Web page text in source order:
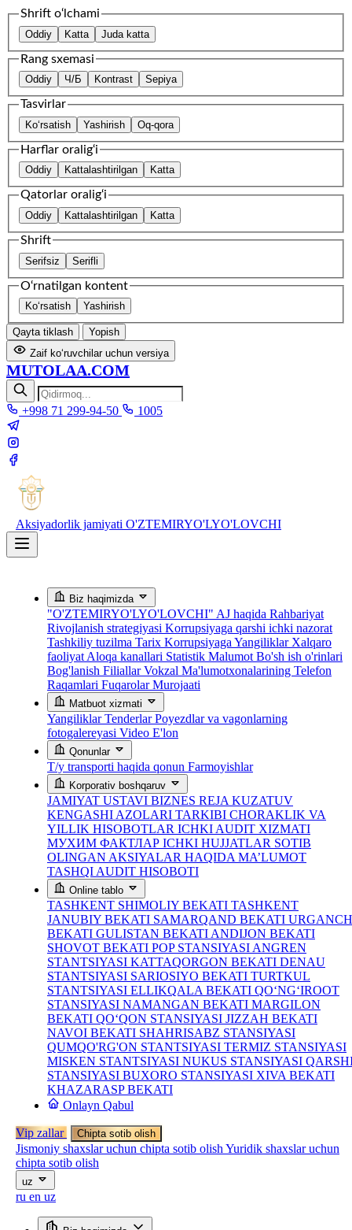
Shrift o‘lchami
Oddiy Katta Juda katta
Rang sxemasi
Oddiy Ч/Б Kontrast Sepiya
Tasvirlar
Ko‘rsatish Yashirish Oq-qora
Harflar oralig‘i
Oddiy Kattalashtirilgan Katta
Qatorlar oralig‘i
Oddiy Kattalashtirilgan Katta
Shrift
Serifsiz Serifli
O‘rnatilgan kontent
Ko‘rsatish Yashirish
Qayta tiklash
Yopish
Zaif ko‘ruvchilar uchun versiya
MUTOLAA.COM
+998 71 299-94-50 1005
Aksiyadorlik jamiyati O'ZTEMIRYO'LYO'LOVCHI
Biz haqimizda
"O'ZTEMIRYO'LYO'LOVCHI" AJ haqida Rahbariyat
Rivojlanish strategiyasi Korrupsiyaga qarshi ichki nazorat
Tashkiliy tuzilma Tarix Korrupsiyaga Yangiliklar Xalqaro
faoliyat Aloqa kanallari Statistik Malumot Bo'sh ish o'rinlari
Bog'lanish FiliallarVokzal Ma'lumotxonalarining Telefon
Raqamlari Fuqarolar Murojaati
Matbuot xizmati
YangiliklarTenderlarPoyezdlar va vagonlarning
fotogalereyasi Video E'lon
Qonunlar
T/y transporti haqida qonun Farmoyishlar
Korporativ boshqaruv
JAMIYAT USTAVI BIZNES REJA KUZATUV
KENGASHI AZOLARI TARKIBI CHORAKLIK VA
YILLIK HISOBOTLAR ICHKI AUDIT XIZMATI
МУХИМ ФАКТЛАР ICHKI HUJJATLAR SOTIB
OLINGAN AKSIYALAR HAQIDA MA’LUMOT
TASHQI AUDIT HISOBOTI
Online tablo
TASHKENT SHIMOLIY BEKATI TASHKENT
JANUBIY BEKATI SAMARQAND BEKATI URGANCH
BEKATI GULISTAN BEKATI ANDIJON BEKATI
SHOVOT BEKATI POP STANSIYASI ANGREN
STANTSIYASI KATTAQORGON BEKATI DENAU
STANTSIYASI SARIOSIYO BEKATI TURTKUL
STANTSIYASI ELLIKQALA BEKATI QO‘NG‘IROOT
STANSIYASI NAMANGAN BEKATI MARGILON
BEKATI QO‘QON STANSIYASI JIZZAH BEKATI
NAVOI BEKATI SHAHRISABZ STANSIYASI
QUMQO'RG'ON STANTSIYASI TERMIZ STANSIYASI
MISKEN STANTSIYASI NUKUS STANSIYASI
STANSIYASI BUXORO STANSIYASI XIVA BEKATI
KHAZARASP BEKATI
Onlayn Qabul
Vip zallar Chipta sotib olish
Jismoniy shaxslar uchun chipta sotib olish Yuridik shaxslar uchun
chipta sotib olish
uz
ru en uz